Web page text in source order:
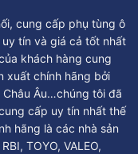
cung cấp phụ tùng ô
tín và giá cả tốt nhất
khách hàng cung
xuất chính hãng bởi
Âu…chúng tôi đã
cấp uy tín nhất thế
hãng là các nhà sản
TOYO, VALEO,